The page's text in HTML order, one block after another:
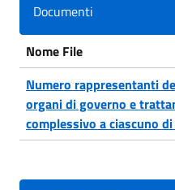
Documenti
Nome File
Numero rappresentanti
organi di governo e
complessivo a ciascuno